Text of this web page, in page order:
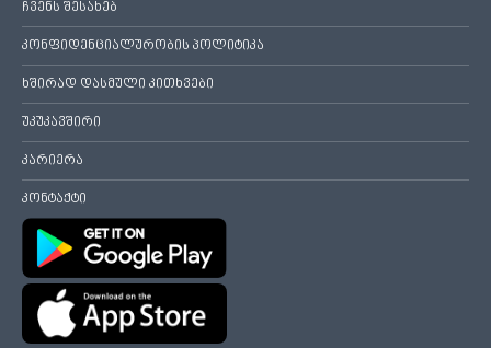
ჩვენს შესახებ
კონფიდენციალურობის პოლიტიკა
ხშირად დასმული კითხვები
უკუკავშირი
კარიერა
კონტაქტი